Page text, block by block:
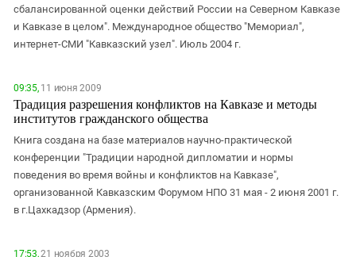
сбалансированной оценки действий России на Северном Кавказе
и Кавказе в целом". Международное общество "Мемориал",
интернет-СМИ "Кавказский узел". Июль 2004 г.
09:35,11 июня 2009
Традиция разрешения конфликтов на Кавказе и методы
институтов гражданского общества
Книга создана на базе материалов научно-практической
конференции "Традиции народной дипломатии и нормы
поведения во время войны и конфликтов на Кавказе",
организованной Кавказским Форумом НПО 31 мая - 2 июня 2001 г.
в г.Цахкадзор (Армения).
17:53,21 ноября 2003